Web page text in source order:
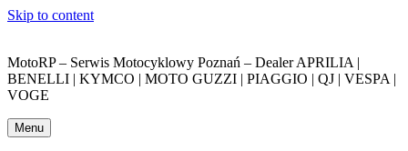
Skip to content
MotoRP – Serwis Motocyklowy Poznań – Dealer APRILIA |
BENELLI | KYMCO | MOTO GUZZI | PIAGGIO | QJ | VESPA |
VOGE
Menu